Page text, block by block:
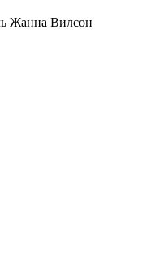
Жанна Вилсон